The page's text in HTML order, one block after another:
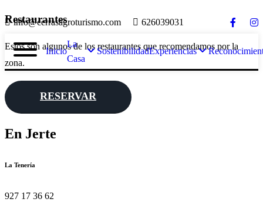
info@cerrasagroturismo.com 626039031
Inicio
La
Casa
SostenibilidadExperiencias
Restaurantes
Estos son algunos de los restaurantes que recomendamos por la
zona.
RESERVAR
En Jerte
La Tenería
927 17 36 62